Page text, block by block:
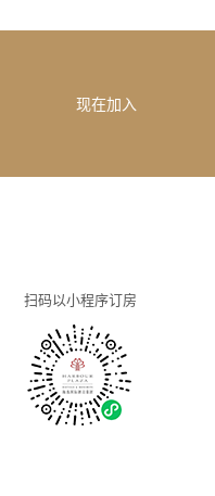
现在加入
扫码以小程序订房